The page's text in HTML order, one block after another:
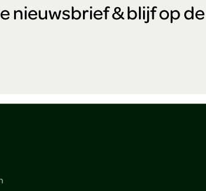
nieuwsbrief & blijf op de